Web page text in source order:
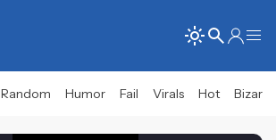
Random Humor Fail Virals Hot Bizar